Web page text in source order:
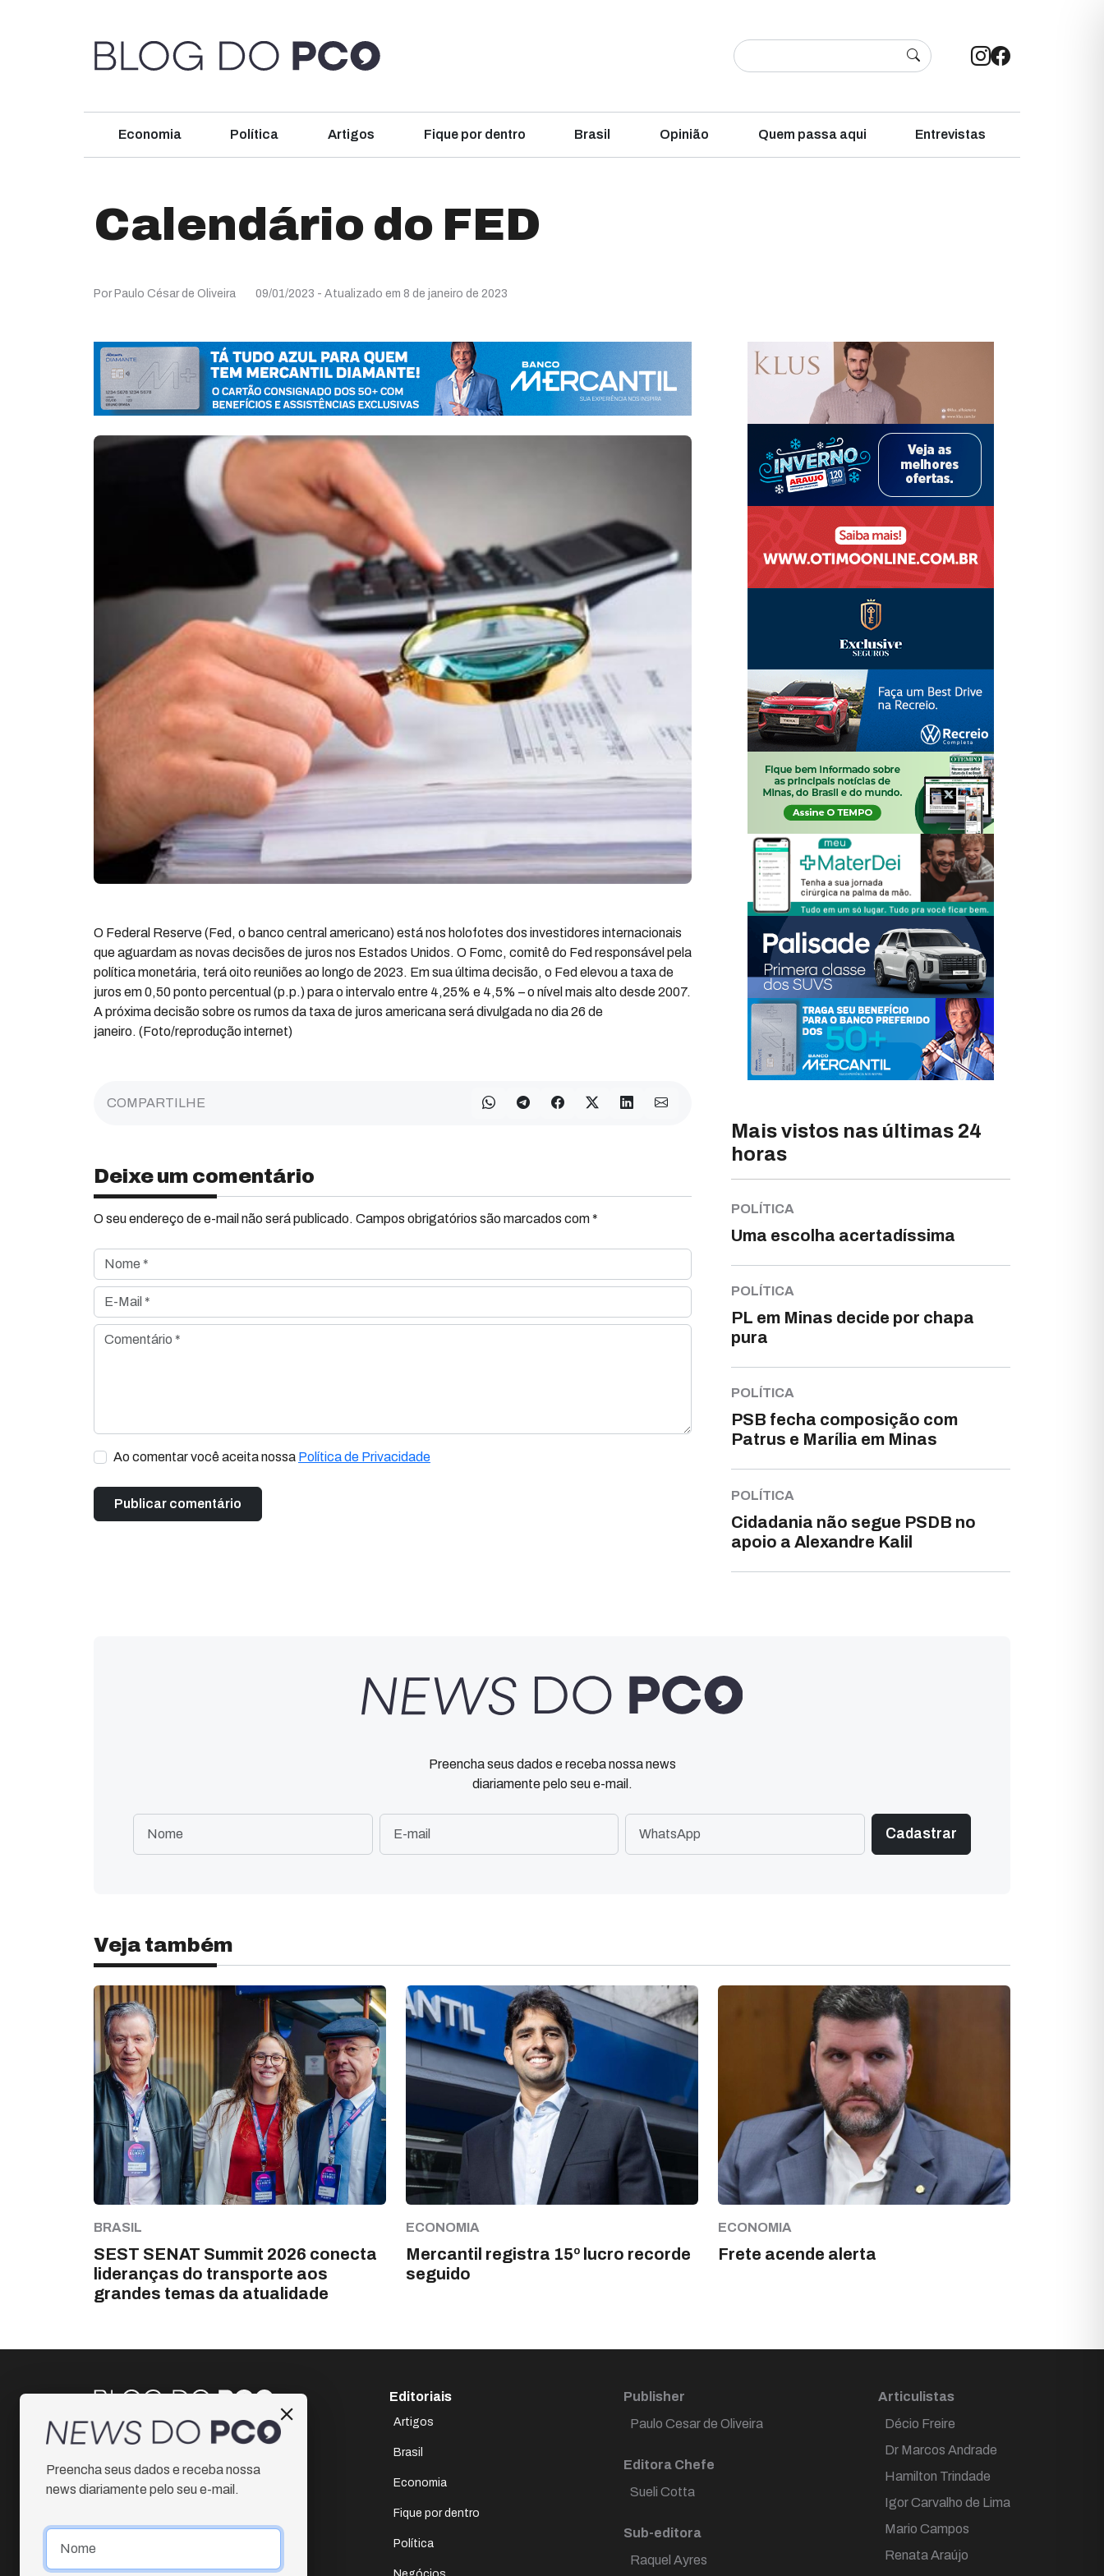
Economia Política Artigos Fique por dentro Brasil Opinião Quem passa aqui Entrevistas
Calendário do FED
Por Paulo César de Oliveira 09/01/2023 - Atualizado em 8 de janeiro de 2023
O Federal Reserve (Fed, o banco central americano) está nos holofotes dos investidores internacionais
que aguardam as novas decisões de juros nos Estados Unidos. O Fomc, comitê do Fed responsável pela
política monetária, terá oito reuniões ao longo de 2023. Em sua última decisão, o Fed elevou a taxa de
juros em 0,50 ponto percentual (p.p.) para o intervalo entre 4,25% e 4,5% – o nível mais alto desde 2007.
A próxima decisão sobre os rumos da taxa de juros americana será divulgada no dia 26 de
janeiro. (Foto/reprodução internet)
COMPARTILHE
Deixe um comentário
O seu endereço de e-mail não será publicado. Campos obrigatórios são marcados com *
Nome *
E-Mail *
Comentário *
Ao comentar você aceita nossa Política de Privacidade
Mais vistos nas últimas 24
horas
POLÍTICA
Uma escolha acertadíssima
POLÍTICA
PL em Minas decide por chapa
pura
POLÍTICA
PSB fecha composição com
Patrus e Marília em Minas
POLÍTICA
Cidadania não segue PSDB no
apoio a Alexandre Kalil
Preencha seus dados e receba nossa news
diariamente pelo seu e-mail.
Veja também
BRASIL
SEST SENAT Summit 2026 conecta
lideranças do transporte aos
grandes temas da atualidade
ECONOMIA
Mercantil registra 15º lucro recorde
seguido
ECONOMIA
Frete acende alerta
Instagram
Facebook
Editoriais
Artigos
Brasil
Economia
Fique por dentro
Política
Publisher
Paulo Cesar de Oliveira
Editora Chefe
Sueli Cotta
Sub-editora
Raquel Ayres
Articulistas
Décio Freire
Dr Marcos Andrade
Hamilton Trindade
Igor Carvalho de Lima
Mario Campos
Renata Araújo
Preencha seus dados e receba nossa
news diariamente pelo seu e-mail.